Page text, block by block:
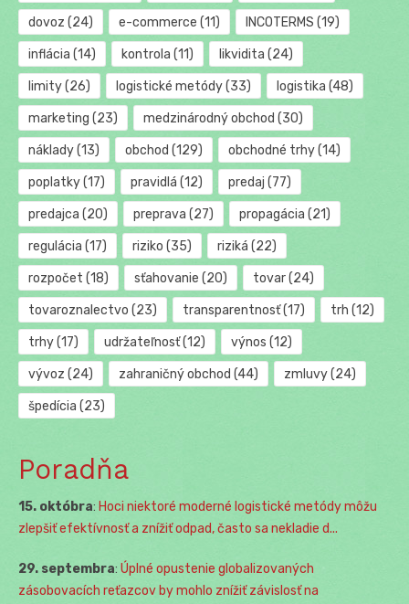
dovoz (24) e-commerce (11) INCOTERMS (19)
inflácia (14) kontrola (11) likvidita (24)
limity(26) logistické metódy(33) logistika (48)
marketing (23) medzinárodný obchod (30)
náklady(13) obchod (129) obchodné trhy(14)
poplatky(17) pravidlá (12) predaj (77)
predajca (20) preprava (27) propagácia (21)
regulácia (17) riziko (35) riziká (22)
rozpočet (18) sťahovanie (20) tovar(24)
tovaroznalectvo (23) transparentnosť(17) trh (12)
trhy(17) udržateľnosť(12) výnos (12)
vývoz (24) zahraničný obchod (44) zmluvy(24)
špedícia (23)
Poradňa
15. októbra: Hoci niektoré moderné logistické metódy môžu
zlepšiť efektívnosť a znížiť odpad, často sa nekladie d...
29. septembra: Úplné opustenie globalizovaných
zásobovacích reťazcov by mohlo znížiť závislosť na